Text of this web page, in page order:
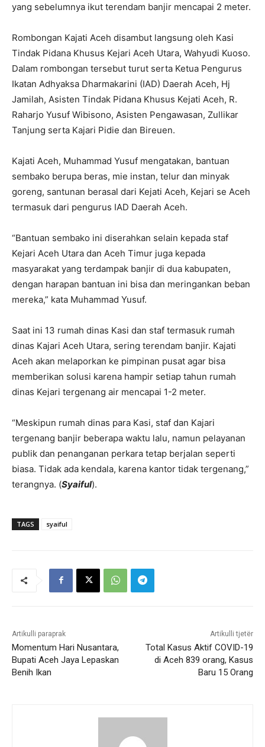
yang sebelumnya ikut terendam banjir mencapai 2 meter.
Rombongan Kajati Aceh disambut langsung oleh Kasi
Tindak Pidana Khusus Kejari Aceh Utara, Wahyudi Kuoso.
Dalam rombongan tersebut turut serta Ketua Pengurus
Ikatan Adhyaksa Dharmakarini (IAD) Daerah Aceh, Hj
Jamilah, Asisten Tindak Pidana Khusus Kejati Aceh, R.
Raharjo Yusuf Wibisono, Asisten Pengawasan, Zullikar
Tanjung serta Kajari Pidie dan Bireuen.
Kajati Aceh, Muhammad Yusuf mengatakan, bantuan
sembako berupa beras, mie instan, telur dan minyak
goreng, santunan berasal dari Kejati Aceh, Kejari se Aceh
termasuk dari pengurus IAD Daerah Aceh.
“Bantuan sembako ini diserahkan selain kepada staf
Kejari Aceh Utara dan Aceh Timur juga kepada
masyarakat yang terdampak banjir di dua kabupaten,
dengan harapan bantuan ini bisa dan meringankan beban
mereka,” kata Muhammad Yusuf.
Saat ini 13 rumah dinas Kasi dan staf termasuk rumah
dinas Kajari Aceh Utara, sering terendam banjir. Kajati
Aceh akan melaporkan ke pimpinan pusat agar bisa
memberikan solusi karena hampir setiap tahun rumah
dinas Kejari tergenang air mencapai 1-2 meter.
“Meskipun rumah dinas para Kasi, staf dan Kajari
tergenang banjir beberapa waktu lalu, namun pelayanan
publik dan penanganan perkara tetap berjalan seperti
biasa. Tidak ada kendala, karena kantor tidak tergenang,”
terangnya. (Syaiful).
TAGS syaiful
Artikulli paraprak
Momentum Hari Nusantara,
Bupati Aceh Jaya Lepaskan
Benih Ikan
Artikulli tjetër
Total Kasus Aktif COVID-19
di Aceh 839 orang, Kasus
Baru 15 Orang